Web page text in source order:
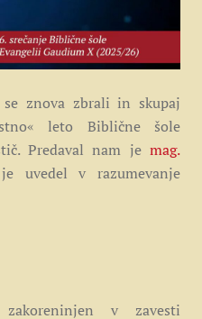
znova zbrali in skupaj
leto Biblične šole
Predaval nam je mag.
uvedel v razumevanje
v zavesti